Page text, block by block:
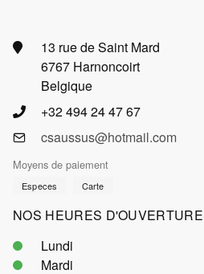
13 rue de Saint Mard
6767 Harnoncoirt
Belgique
+32 494 24 47 67
csaussus@hotmail.com
Moyens de paiement
Especes Carte
NOS HEURES
Lundi
Mardi